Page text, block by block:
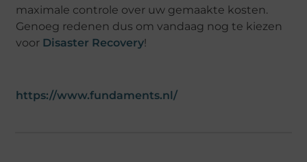
maximale controle over uw gemaakte kosten.
Genoeg redenen dus om vandaag nog te kiezen
voor Disaster Recovery!
https://www.fundaments.nl/